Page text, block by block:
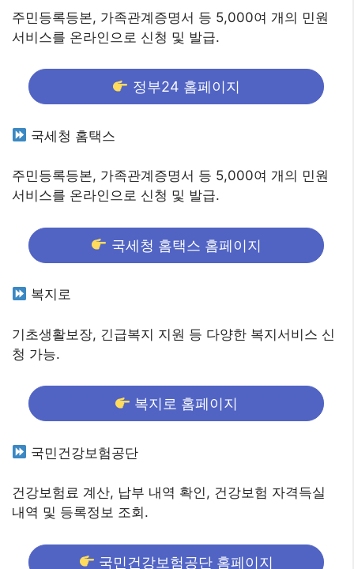
주민등록등본, 가족관계증명서 등 5,000여 개의 민원
서비스를 온라인으로 신청 및 발급.
정부24 홈페이지
국세청 홈택스
주민등록등본, 가족관계증명서 등 5,000여 개의 민원
서비스를 온라인으로 신청 및 발급.
국세청 홈택스 홈페이지
복지로
기초생활보장, 긴급복지 지원 등 다양한 복지서비스 신
청 가능.
복지로 홈페이지
국민건강보험공단
건강보험료 계산, 납부 내역 확인, 건강보험 자격득실
내역 및 등록정보 조회.
국민건강보험공단 홈페이지